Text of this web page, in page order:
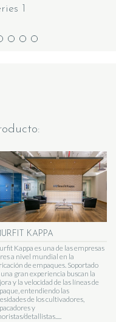
1
KAPPA
Kappa es una de las empresas
a nivel mundial en la
de empaques. Soportado
gran experiencia buscan la
y la velocidad de las líneas de
entendiendo las
de los cultivadores,
y
detallistas.....